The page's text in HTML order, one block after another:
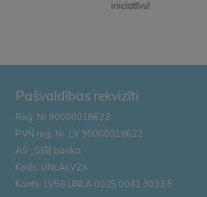
iniciatīvu!
Pašvaldības rekvizīti
Reģ. Nr.90000018622
PVN reģ. Nr. LV 90000018622
AS „SEB banka”
Kods: UNLALV2X
Konts: LV58 UNLA 0025 0041 3033 5